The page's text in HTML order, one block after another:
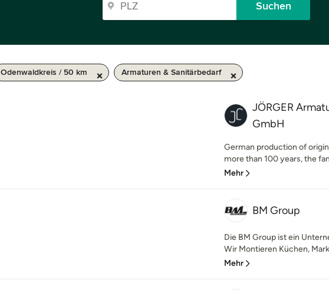
Suchen
Odenwaldkreis / 50 km Armaturen & Sanitärbedarf
JÖRGER
GmbH
German production of
more than 100 years, the
Mehr
BM Group
Die BM Group ist ein
Wir Montieren Küchen,
Mehr